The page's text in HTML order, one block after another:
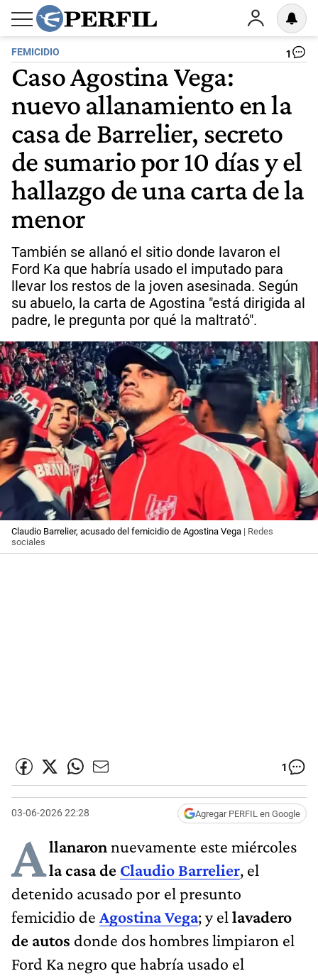
FEMICIDIO 1
Caso Agostina Vega:
nuevo allanamiento en la
casa de Barrelier, secreto
de sumario por 10 días y el
hallazgo de una carta de la
menor
También se allanó el sitio donde lavaron el
Ford Ka que habría usado el imputado para
llevar los restos de la joven asesinada. Según
su abuelo, la carta de Agostina "está dirigida al
padre, le pregunta por qué la maltrató".
Claudio Barrelier, acusado del femicidio de Agostina Vega | Redes
sociales
1
03-06-2026 22:28 Agregar PERFIL en Google
Allanaronnuevamente este miércoles
la casa de Claudio Barrelier, el
detenido acusado por el presunto
femicidio de Agostina Vega; y el lavadero
de autos donde dos hombres limpiaron el
Ford Ka negro que habría usado el